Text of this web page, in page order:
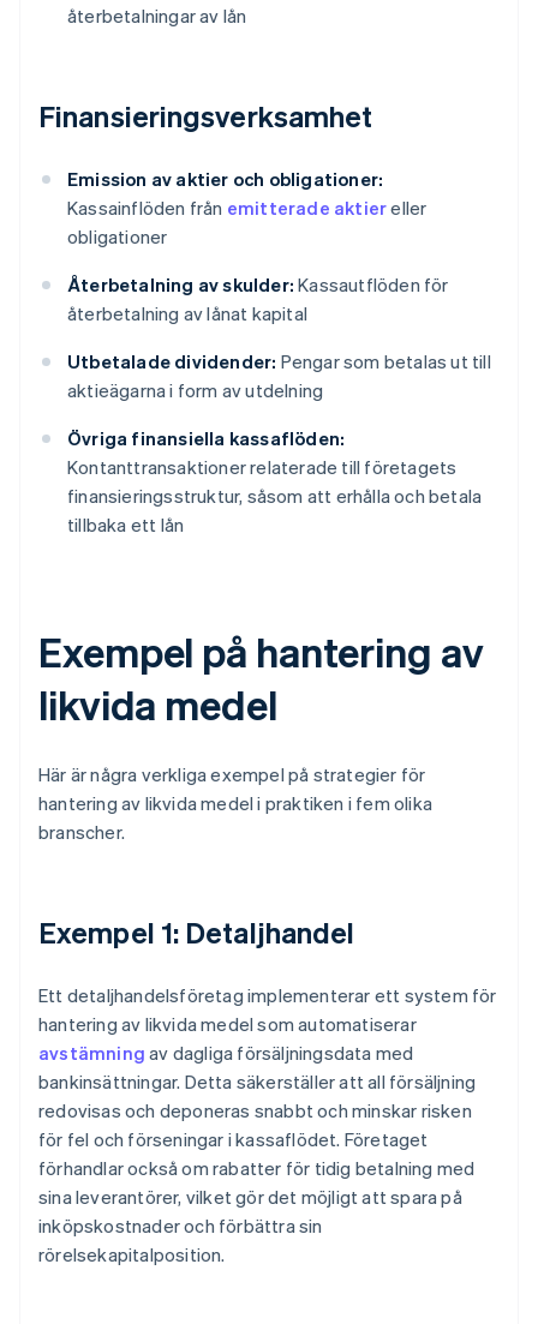
återbetalningar av lån
Finansieringsverksamhet
Emission av aktier och obligationer:
Kassainflöden från emitterade aktiereller
obligationer
Återbetalning av skulder: Kassautflöden för
återbetalning av lånat kapital
Utbetalade dividender: Pengar som betalas ut till
aktieägarna i form av utdelning
Övriga finansiella kassaflöden:
Kontanttransaktioner relaterade till företagets
finansieringsstruktur, såsom att erhålla och betala
tillbaka ett lån
Exempel på hantering av
likvida medel
Här är några verkliga exempel på strategier för
hantering av likvida medel i praktiken i fem olika
branscher.
Exempel 1: Detaljhandel
Ett detaljhandelsföretag implementerar ett system för
hantering av likvida medel som automatiserar
avstämning av dagliga försäljningsdata med
bankinsättningar. Detta säkerställer att all försäljning
redovisas och deponeras snabbt och minskar risken
för fel och förseningar i kassaflödet. Företaget
förhandlar också om rabatter för tidig betalning med
sina leverantörer, vilket gör det möjligt att spara på
inköpskostnader och förbättra sin
rörelsekapitalposition.